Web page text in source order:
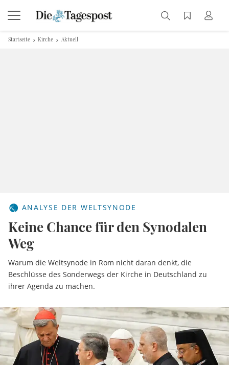
Startseite Kirche Aktuell
ANALYSE DER WELTSYNODE
Keine Chance für den Synodalen
Weg
Warum die Weltsynode in Rom nicht daran denkt, die
Beschlüsse des Sonderwegs der Kirche in Deutschland zu
ihrer Agenda zu machen.